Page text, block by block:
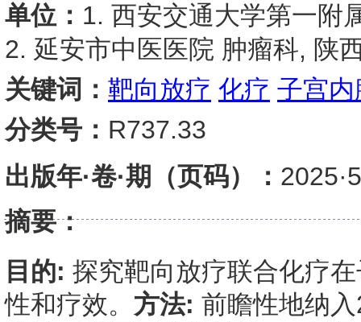
单位： 1. 西安交通大学第一附
2. 延安市中医医院 肿瘤科, 陕
关键词： 靶向放疗 化疗 子宫内
分类号： R737.33
出版年·卷·期（页码）：
摘要：
目的: 探究靶向放疗联合化疗
性和疗效。 方法: 前瞻性地纳